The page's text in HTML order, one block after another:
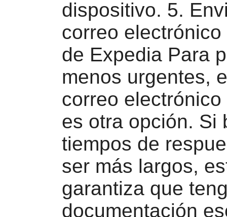
dispositivo. 5.
correo
de Expedia Para
menos urgentes,
correo
es otra opción. Si
tiempos de
ser más largos,
garantiza que
documentación